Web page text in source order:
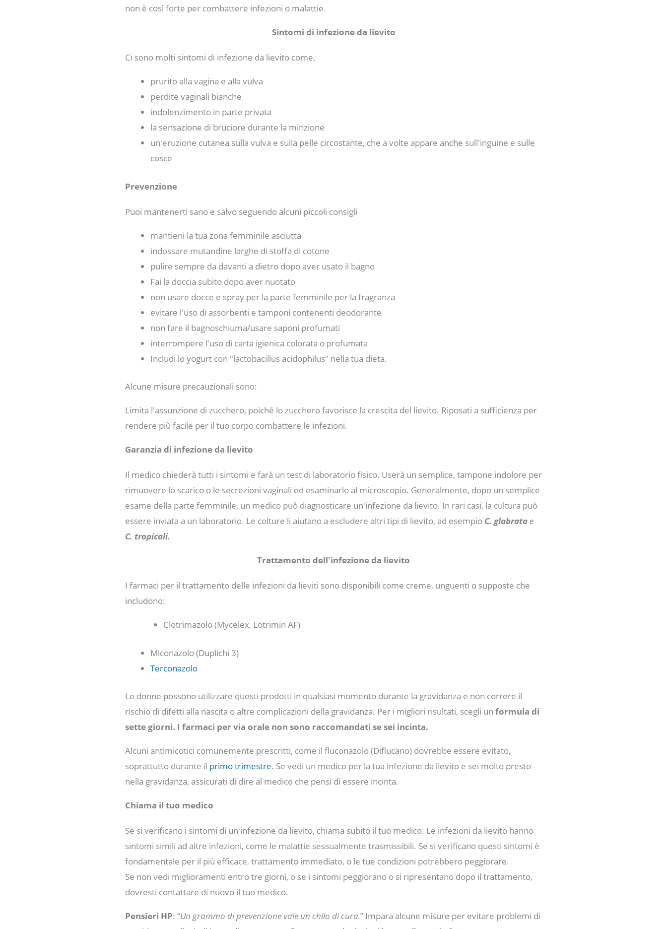
non è così forte per combattere infezioni o malattie.
Sintomi di infezione da lievito
Ci sono molti sintomi di infezione da lievito come,
prurito alla vagina e alla vulva
perdite vaginali bianche
indolenzimento in parte privata
la sensazione di bruciore durante la minzione
un'eruzione cutanea sulla vulva e sulla pelle circostante, che a volte appare anche sull'inguine e sulle
cosce
Prevenzione
Puoi mantenerti sano e salvo seguendo alcuni piccoli consigli
mantieni la tua zona femminile asciutta
indossare mutandine larghe di stoffa di cotone
pulire sempre da davanti a dietro dopo aver usato il bagno
Fai la doccia subito dopo aver nuotato
non usare docce e spray per la parte femminile per la fragranza
evitare l'uso di assorbenti e tamponi contenenti deodorante
non fare il bagnoschiuma/usare saponi profumati
interrompere l'uso di carta igienica colorata o profumata
Includi lo yogurt con "lactobacillus acidophilus" nella tua dieta.
Alcune misure precauzionali sono:
Limita l'assunzione di zucchero, poiché lo zucchero favorisce la crescita del lievito. Riposati a sufficienza per
rendere più facile per il tuo corpo combattere le infezioni.
Garanzia di infezione da lievito
Il medico chiederà tutti i sintomi e farà un test di laboratorio fisico. Userà un semplice, tampone indolore per
rimuovere lo scarico o le secrezioni vaginali ed esaminarlo al microscopio. Generalmente, dopo un semplice
esame della parte femminile, un medico può diagnosticare un'infezione da lievito. In rari casi, la cultura può
essere inviata a un laboratorio. Le colture li aiutano a escludere altri tipi di lievito, ad esempio C. glabrata e
C. tropicali.
Trattamento dell'infezione da lievito
I farmaci per il trattamento delle infezioni da lieviti sono disponibili come creme, unguenti o supposte che
includono:
Clotrimazolo (Mycelex, Lotrimin AF)
Miconazolo (Duplichi 3)
Terconazolo
Le donne possono utilizzare questi prodotti in qualsiasi momento durante la gravidanza e non correre il
rischio di difetti alla nascita o altre complicazioni della gravidanza. Per i migliori risultati, scegli un formula di
sette giorni. I farmaci per via orale non sono raccomandati se sei incinta.
Alcuni antimicotici comunemente prescritti, come il fluconazolo (Diflucano) dovrebbe essere evitato,
soprattutto durante il primo trimestre. Se vedi un medico per la tua infezione da lievito e sei molto presto
nella gravidanza, assicurati di dire al medico che pensi di essere incinta.
Chiama il tuo medico
Se si verificano i sintomi di un'infezione da lievito, chiama subito il tuo medico. Le infezioni da lievito hanno
sintomi simili ad altre infezioni, come le malattie sessualmente trasmissibili. Se si verificano questi sintomi è
fondamentale per il più efficace, trattamento immediato, o le tue condizioni potrebbero peggiorare.
Se non vedi miglioramenti entro tre giorni, o se i sintomi peggiorano o si ripresentano dopo il trattamento,
dovresti contattare di nuovo il tuo medico.
Pensieri HP: “Un grammo di prevenzione vale un chilo di cura.” Impara alcune misure per evitare problemi di